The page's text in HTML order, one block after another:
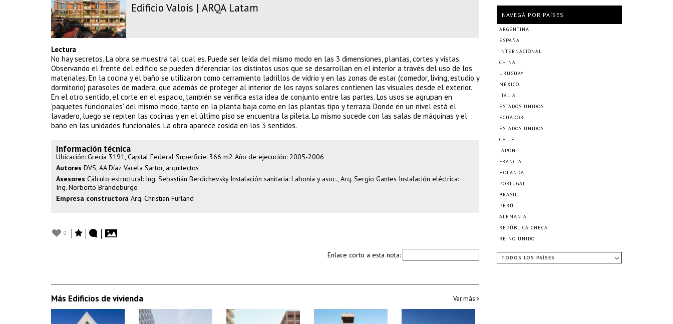
Edificio Valois | ARQA Latam
Lectura
No hay secretos. La obra se muestra tal cual es. Puede ser leída del mismo modo en las 3 dimensiones, plantas, cortes y vistas.
Observando el frente del edificio se pueden diferenciar los distintos usos que se desarrollan en el interior a través del uso de los
materiales. En la cocina y el baño se utilizaron como cerramiento ladrillos de vidrio y en las zonas de estar (comedor, living, estudio y
dormitorio) parasoles de madera, que además de proteger al interior de los rayos solares contienen las visuales desde el exterior.
En el otro sentido, el corte en el espacio, también se verifica esta idea de conjunto entre las partes. Los usos se agrupan en
‘paquetes funcionales’ del mismo modo, tanto en la planta baja como en las plantas tipo y terraza. Donde en un nivel está el
lavadero, luego se repiten las cocinas y en el último piso se encuentra la pileta. Lo mismo sucede con las salas de máquinas y el
baño en las unidades funcionales. La obra aparece cosida en los 3 sentidos.
Información técnica
Ubicación: Grecia 3191, Capital Federal Superficie: 366 m2 Año de ejecución: 2005-2006
Autores DVS, AA Díaz Varela Sartor, arquitectos
Asesores Cálculo estructural: Ing. Sebastián Berdichevsky Instalación sanitaria: Labonia y asoc., Arq. Sergio Gantes Instalación eléctrica:
Ing. Norberto Brandeburgo
Empresa constructora Arq. Christian Furland
0
Enlace corto a esta nota:
Más Edificios de vivienda Ver más
NAVEGÁ POR PAÍSES
ARGENTINA
ESPAÑA
INTERNACIONAL
CHINA
URUGUAY
MÉXICO
ITALIA
ESTADOS UNIDOS
ECUADOR
ESTADOS UNIDOS
CHILE
JAPÓN
FRANCIA
HOLANDA
PORTUGAL
BRASIL
PERÚ
ALEMANIA
REPÚBLICA CHECA
REINO UNIDO
TODOS LOS PAÍSES